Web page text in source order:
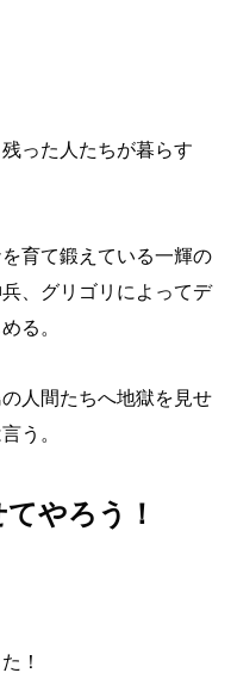
った人たちが暮らす
育て鍛えている一輝の
、グリゴリによってデ
る。
人間たちへ地獄を見せ
う。
やろう！
！